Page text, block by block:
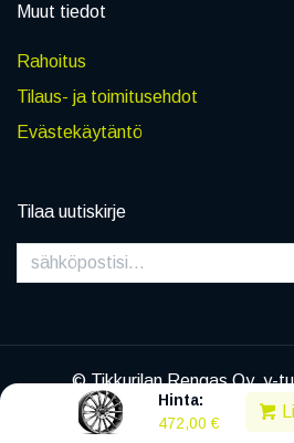
Hinta:
472,00 €
Muut tiedot
Rahoitus
Tilaus- ja toimitusehdot
Evästekäytäntö
Tilaa uutiskirje
© Tikkurilan Rengas Oy, y-
|